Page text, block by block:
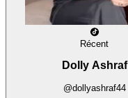
Récent
Dolly Ashraf
@dollyashraf44